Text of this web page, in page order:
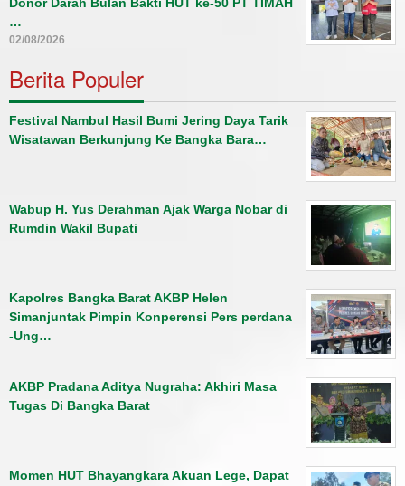
…
02/08/2026
Berita Populer
Festival Nambul Hasil Bumi Jering Daya Tarik
Wisatawan Berkunjung Ke Bangka Bara…
Wabup H. Yus Derahman Ajak Warga Nobar di
Rumdin Wakil Bupati
Kapolres Bangka Barat AKBP Helen
Simanjuntak Pimpin Konperensi Pers perdana
-Ung…
AKBP Pradana Aditya Nugraha: Akhiri Masa
Tugas Di Bangka Barat
Momen HUT Bhayangkara Akuan Lege, Dapat